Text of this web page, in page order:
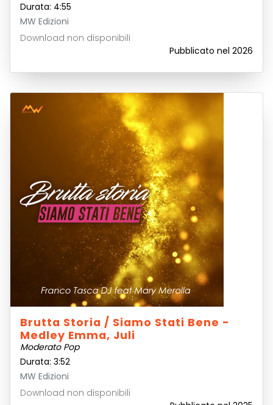
Durata: 4:55
MW Edizioni
Download non disponibili
Pubblicato nel 2026
Brutta Storia / Siamo Stati Bene -
Medley Emma, Juli
Moderato Pop
Durata: 3:52
MW Edizioni
Download non disponibili